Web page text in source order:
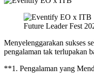
Future Leader Fest
Menyelenggarakan sukses
pengalaman tak terlupakan
**1. Pengalaman yang